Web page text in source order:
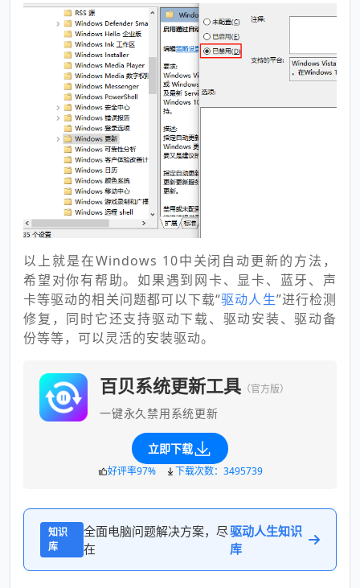
以上就是在Windows 10中关闭自动更新的方法，
希望对你有帮助。如果遇到网卡、显卡、蓝牙、声
卡等驱动的相关问题都可以下载“驱动人生”进行检测
修复，同时它还支持驱动下载、驱动安装、驱动备
份等等，可以灵活的安装驱动。
百贝系统更新工具 （官方版）
一键永久禁用系统更新
立即下载
好评率97% 下载次数：3495739
知识
库
全面电脑问题解决方案，尽
在
驱动人生知识
库